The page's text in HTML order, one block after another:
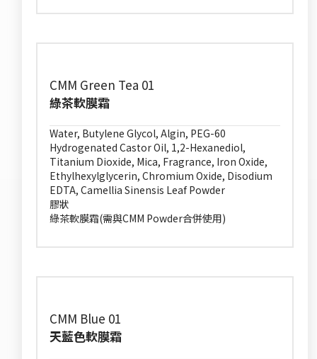
CMM Green Tea 01
綠茶軟膜霜
Water, Butylene Glycol, Algin, PEG-60
Hydrogenated Castor Oil, 1,2-Hexanediol,
Titanium Dioxide, Mica, Fragrance, Iron Oxide,
Ethylhexylglycerin, Chromium Oxide, Disodium
EDTA, Camellia Sinensis Leaf Powder
膠狀
綠茶軟膜霜(需與CMM Powder合併使用)
CMM Blue 01
天藍色軟膜霜